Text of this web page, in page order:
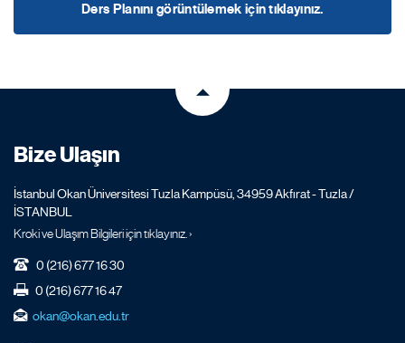
Ders Planını görüntülemek için tıklayınız.
Bize Ulaşın
İstanbul Okan Üniversitesi Tuzla Kampüsü, 34959 Akfırat - Tuzla /
İSTANBUL
Kroki ve Ulaşım Bilgileri için tıklayınız. ›
0 (216) 677 16 30
0 (216) 677 16 47
okan@okan.edu.tr